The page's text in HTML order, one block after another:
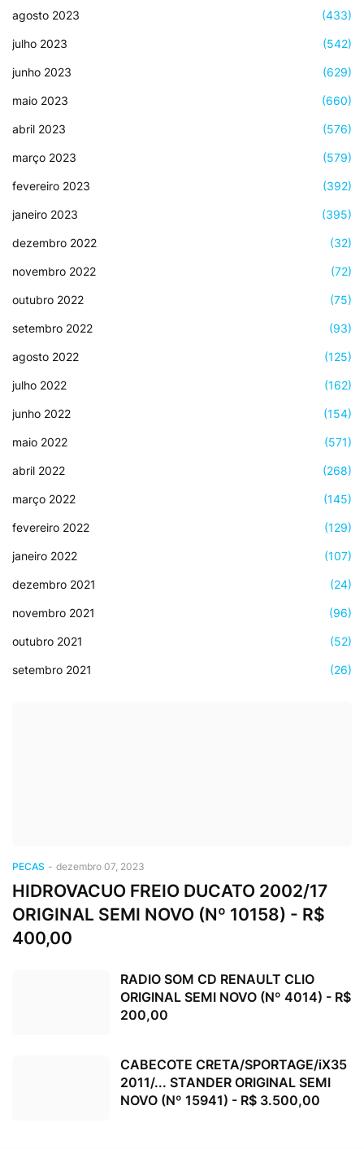
agosto 2023 (433)
julho 2023 (542)
junho 2023 (629)
maio 2023 (660)
abril 2023 (576)
março 2023 (579)
fevereiro 2023 (392)
janeiro 2023 (395)
dezembro 2022 (32)
novembro 2022 (72)
outubro 2022 (75)
setembro 2022 (93)
agosto 2022 (125)
julho 2022 (162)
junho 2022 (154)
maio 2022 (571)
abril 2022 (268)
março 2022 (145)
fevereiro 2022 (129)
janeiro 2022 (107)
dezembro 2021 (24)
novembro 2021 (96)
outubro 2021 (52)
setembro 2021 (26)
PECAS - dezembro 07, 2023
HIDROVACUO FREIO DUCATO 2002/17
ORIGINAL SEMI NOVO (Nº 10158) - R$
400,00
RADIO SOM CD RENAULT CLIO
ORIGINAL SEMI NOVO (Nº 4014) - R$
200,00
CABECOTE CRETA/SPORTAGE/iX35
2011/... STANDER ORIGINAL SEMI
NOVO (Nº 15941) - R$ 3.500,00